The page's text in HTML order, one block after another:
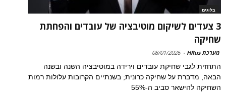
בלוגים
3 צעדים לשיקום מוטיבציה של עובדים והפחתת
שחיקה
מערכת HRus -
08/01/2026
התחזית לגבי שחיקת עובדים וירידה במוטיבציה השנה ובשנה
הבאה, מדברת על שחיקה כרונית; בשנתיים הקרובות עלולות רמות
השחיקה להישאר סביב ה-55%